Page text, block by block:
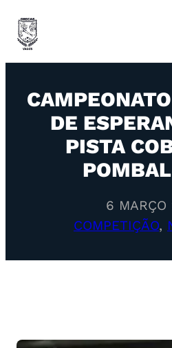
DE
PISTA
6 MARÇO
COMPETIÇÃO,